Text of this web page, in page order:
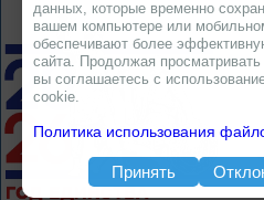
данных, которые временно
вашем компьютере или
обеспечивают более
сайта. Продолжая
вы соглашаетесь с
cookie.
Политика использования
Принять